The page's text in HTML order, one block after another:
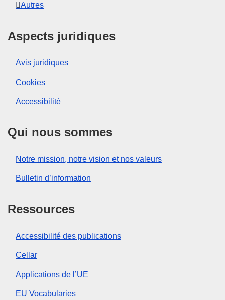
Autres
Aspects juridiques
Avis juridiques
Cookies
Accessibilité
Qui nous sommes
Notre mission, notre vision et nos valeurs
Bulletin d’information
Ressources
Accessibilité des publications
Cellar
Applications de l’UE
EU Vocabularies